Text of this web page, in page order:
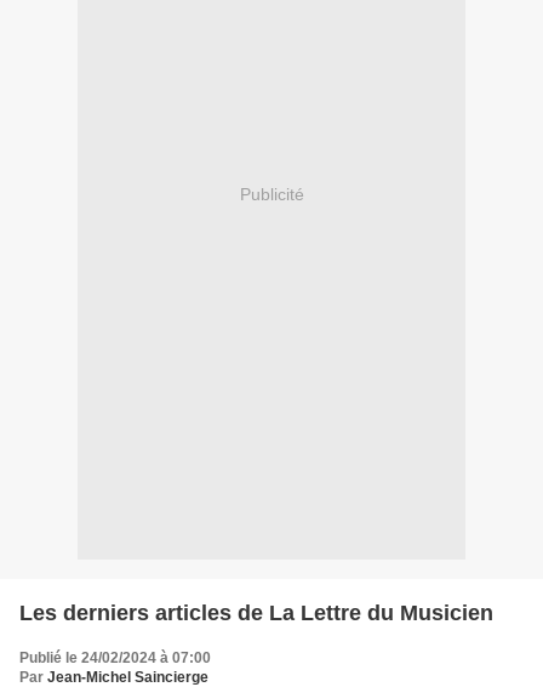
Publicité
Les derniers articles de La Lettre du Musicien
Publié le 24/02/2024 à 07:00
Par Jean-Michel Saincierge